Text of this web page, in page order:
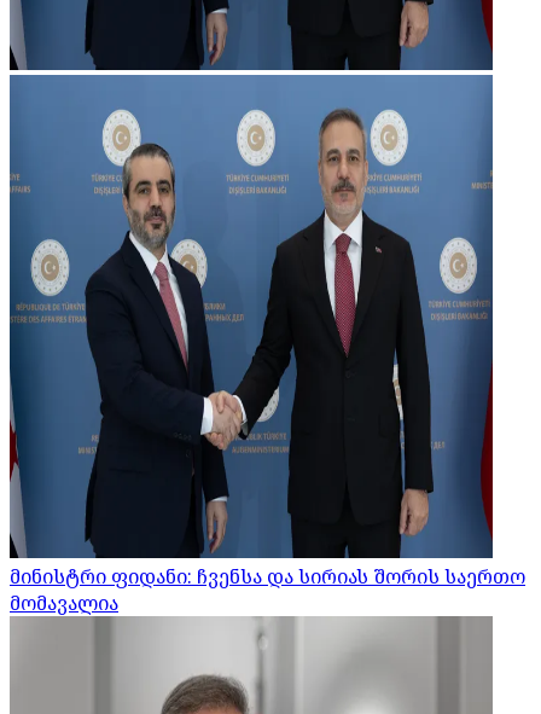
მინისტრი ფიდანი: ჩვენსა და სირიას შორის საერთო
მომავალია